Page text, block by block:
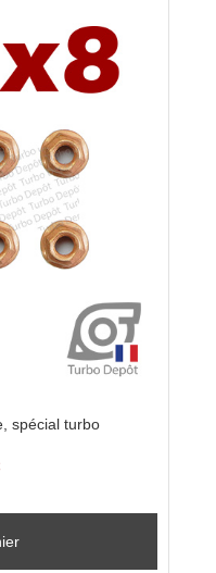
spécial turbo